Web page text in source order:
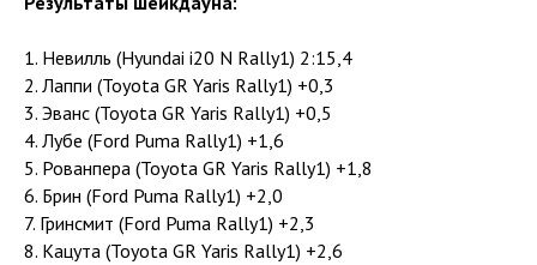
1. Невилль (Hyundai i20 N Rally1) 2:15,4
2. Лаппи (Toyota GR Yaris Rally1) +0,3
3. Эванс (Toyota GR Yaris Rally1) +0,5
4. Лубе (Ford Puma Rally1) +1,6
5. Рованпера (Toyota GR Yaris Rally1) +1,8
6. Брин (Ford Puma Rally1) +2,0
7. Гринсмит (Ford Puma Rally1) +2,3
8. Кацута (Toyota GR Yaris Rally1) +2,6